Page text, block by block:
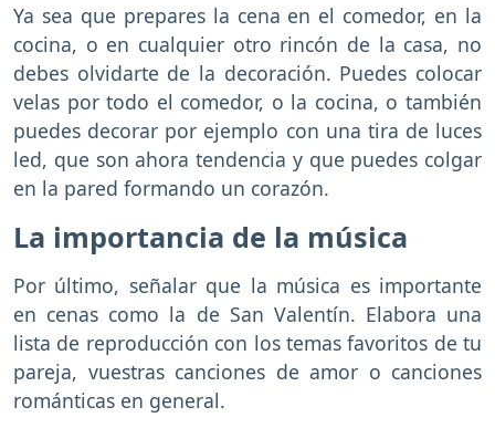
Ya sea que prepares la cena en el comedor, en la
cocina, o en cualquier otro rincón de la casa, no
debes olvidarte de la decoración. Puedes colocar
velas por todo el comedor, o la cocina, o también
puedes decorar por ejemplo con una tira de luces
led, que son ahora tendencia y que puedes colgar
en la pared formando un corazón.
La importancia de la música
Por último, señalar que la música es importante
en cenas como la de San Valentín. Elabora una
lista de reproducción con los temas favoritos de tu
pareja, vuestras canciones de amor o canciones
románticas en general.